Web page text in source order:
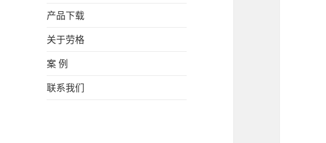
产品下载
关于劳格
案 例
联系我们